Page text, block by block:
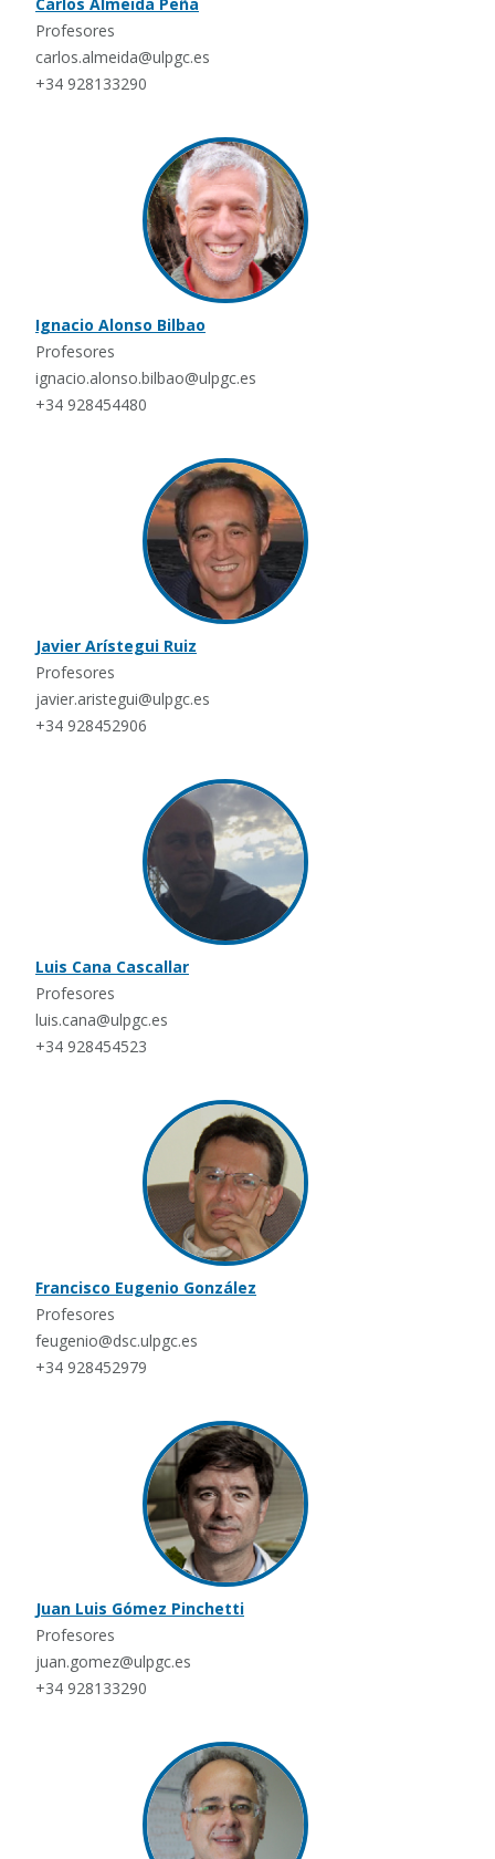
Profesores
carlos.almeida@ulpgc.es
+34 928133290
Ignacio Alonso Bilbao
Profesores
ignacio.alonso.bilbao@ulpgc.es
+34 928454480
Javier Arístegui Ruiz
Profesores
javier.aristegui@ulpgc.es
+34 928452906
Luis Cana Cascallar
Profesores
luis.cana@ulpgc.es
+34 928454523
Francisco Eugenio González
Profesores
feugenio@dsc.ulpgc.es
+34 928452979
Juan Luis Gómez Pinchetti
Profesores
juan.gomez@ulpgc.es
+34 928133290